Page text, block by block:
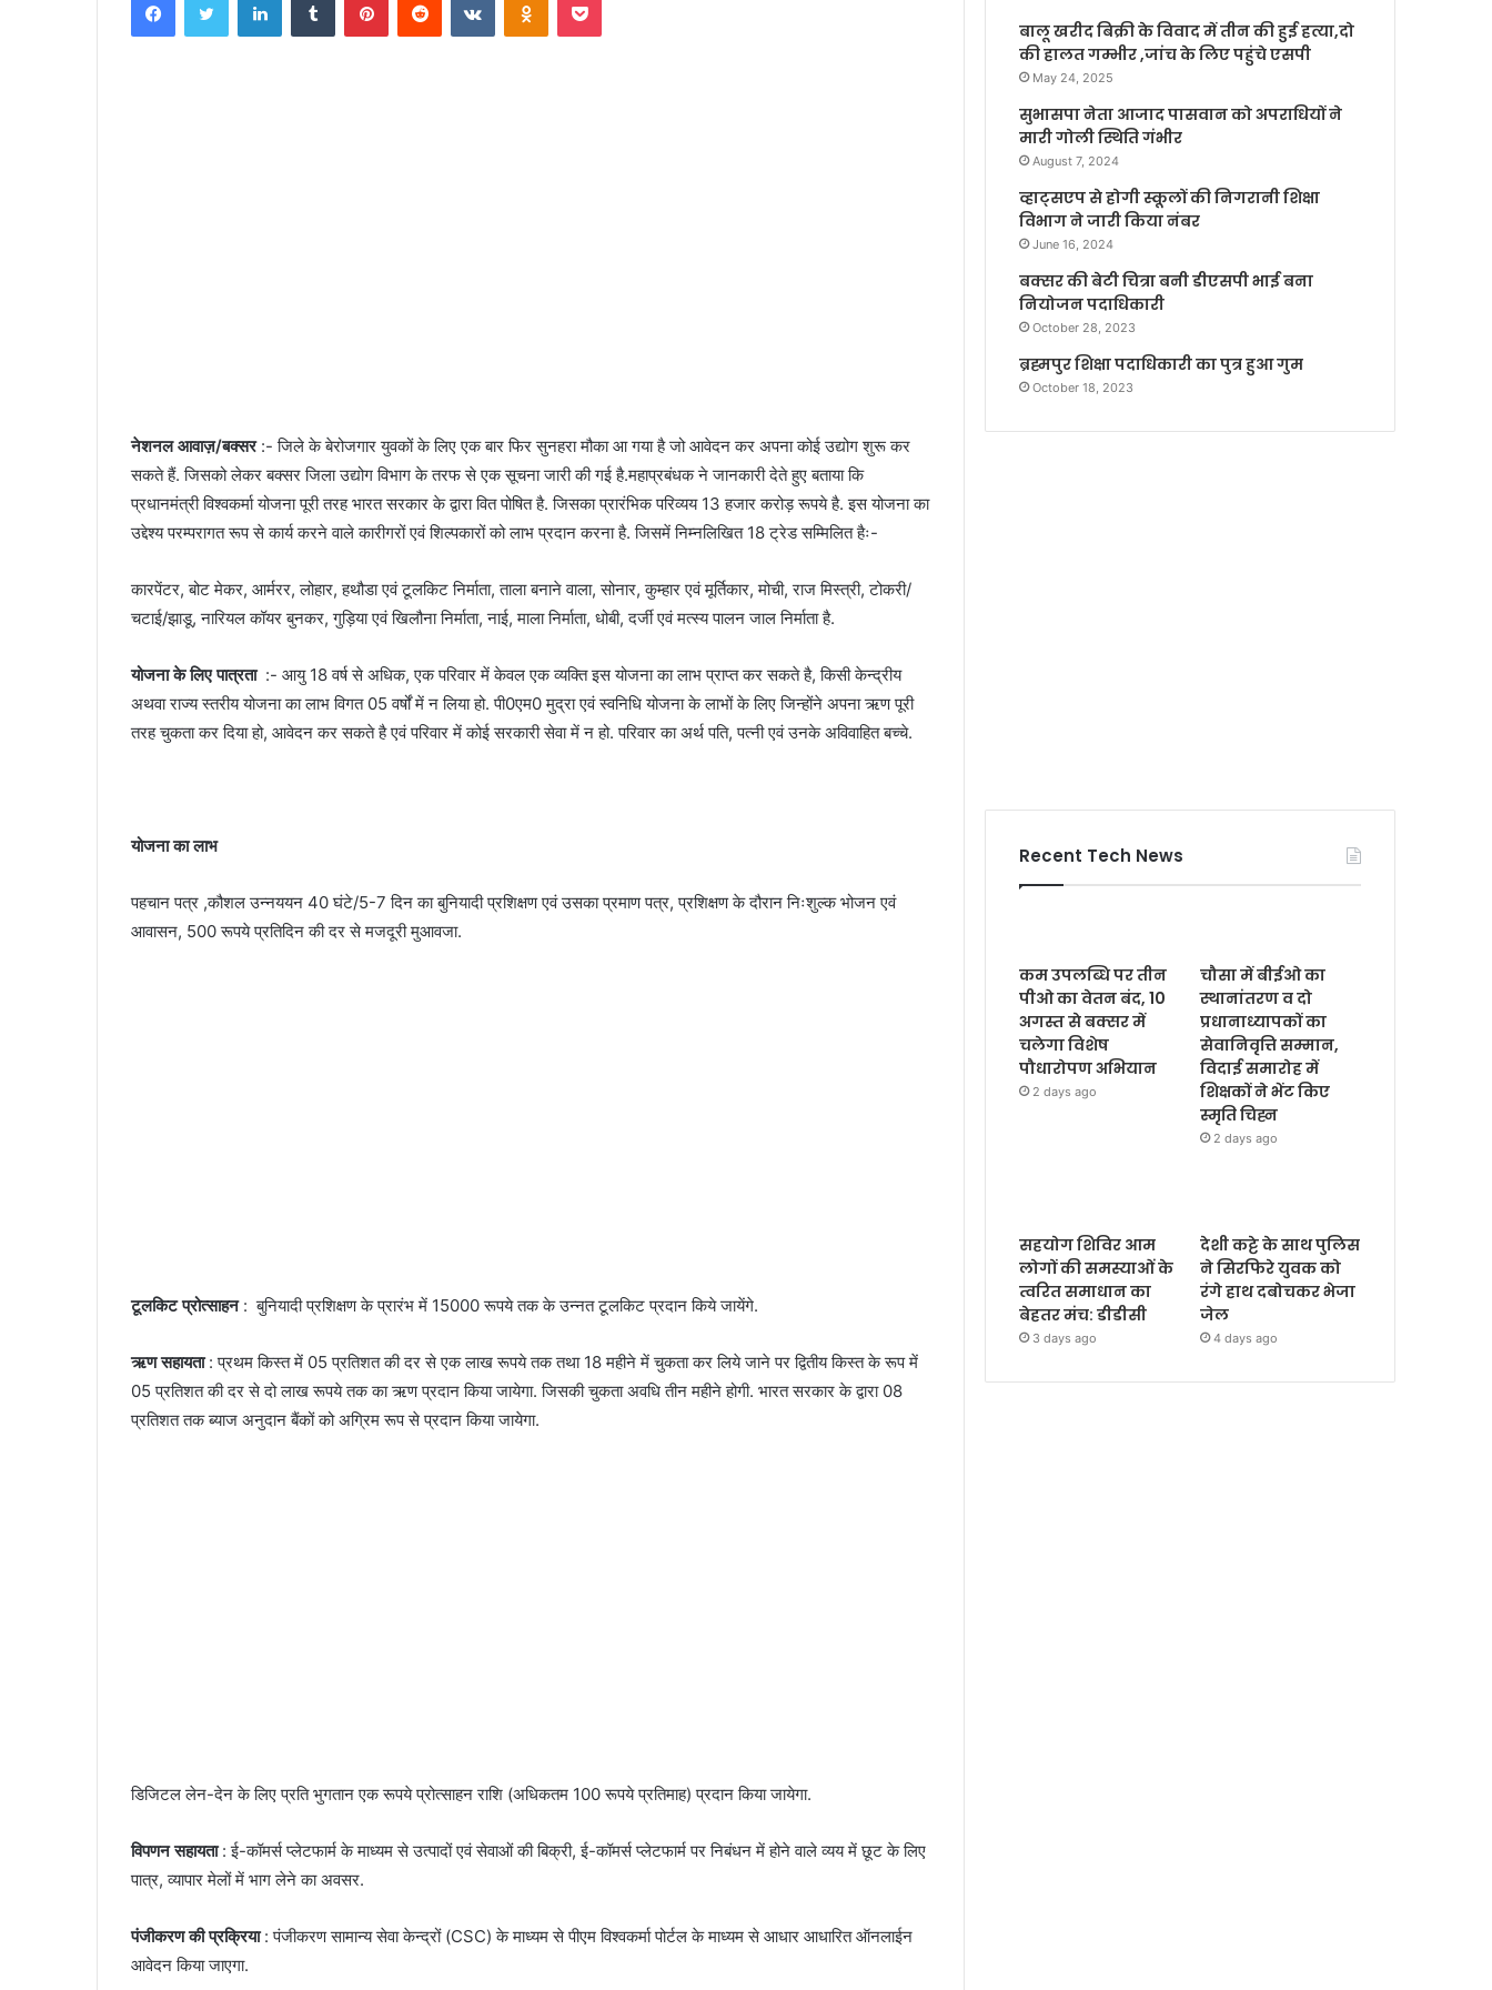
d
नेशनल आवाज़/बक्सर:- जिले के बेरोजगार युवकों के लिए एक बार फिर सुनहरा मौका आ गया है जो आवेदन कर अपना कोई उद्योग शुरू कर
सकते हैं. जिसको लेकर बक्सर जिला उद्योग विभाग के तरफ से एक सूचना जारी की गई है.महाप्रबंधक ने जानकारी देते हुए बताया कि
प्रधानमंत्री विश्वकर्मा योजना पूरी तरह भारत सरकार के द्वारा वित पोषित है. जिसका प्रारंभिक परिव्यय 13 हजार करोड़ रूपये है. इस योजना का
उद्देश्य परम्परागत रूप से कार्य करने वाले कारीगरों एवं शिल्पकारों को लाभ प्रदान करना है. जिसमें निम्नलिखित 18 ट्रेड सम्मिलित हैः-
कारपेंटर, बोट मेकर, आर्मरर, लोहार, हथौडा एवं टूलकिट निर्माता, ताला बनाने वाला, सोनार, कुम्हार एवं मूर्तिकार, मोची, राज मिस्त्री, टोकरी/
चटाई/झाडू, नारियल कॉयर बुनकर, गुड़िया एवं खिलौना निर्माता, नाई, माला निर्माता, धोबी, दर्जी एवं मत्स्य पालन जाल निर्माता है.
योजना के लिए पात्रता:- आयु 18 वर्ष से अधिक, एक परिवार में केवल एक व्यक्ति इस योजना का लाभ प्राप्त कर सकते है, किसी केन्द्रीय
अथवा राज्य स्तरीय योजना का लाभ विगत 05 वर्षों में न लिया हो. पी0एम0 मुद्रा एवं स्वनिधि योजना के लाभों के लिए जिन्होंने अपना ऋण पूरी
तरह चुकता कर दिया हो, आवेदन कर सकते है एवं परिवार में कोई सरकारी सेवा में न हो. परिवार का अर्थ पति, पत्नी एवं उनके अविवाहित बच्चे.
योजना का लाभ
पहचान पत्र ,कौशल उन्नययन 40 घंटे/5-7 दिन का बुनियादी प्रशिक्षण एवं उसका प्रमाण पत्र, प्रशिक्षण के दौरान निःशुल्क भोजन एवं
आवासन, 500 रूपये प्रतिदिन की दर से मजदूरी मुआवजा.
टूलकिट प्रोत्साहन: बुनियादी प्रशिक्षण के प्रारंभ में 15000 रूपये तक के उन्नत टूलकिट प्रदान किये जायेंगे.
ऋण सहायता: प्रथम किस्त में 05 प्रतिशत की दर से एक लाख रूपये तक तथा 18 महीने में चुकता कर लिये जाने पर द्वितीय किस्त के रूप में
05 प्रतिशत की दर से दो लाख रूपये तक का ऋण प्रदान किया जायेगा. जिसकी चुकता अवधि तीन महीने होगी. भारत सरकार के द्वारा 08
प्रतिशत तक ब्याज अनुदान बैंकों को अग्रिम रूप से प्रदान किया जायेगा.
डिजिटल लेन-देन के लिए प्रति भुगतान एक रूपये प्रोत्साहन राशि (अधिकतम 100 रूपये प्रतिमाह) प्रदान किया जायेगा.
विपणन सहायता: ई-कॉमर्स प्लेटफार्म के माध्यम से उत्पादों एवं सेवाओं की बिक्री, ई-कॉमर्स प्लेटफार्म पर निबंधन में होने वाले व्यय में छूट के लिए
पात्र, व्यापार मेलों में भाग लेने का अवसर.
पंजीकरण की प्रक्रिया: पंजीकरण सामान्य सेवा केन्द्रों (CSC) के माध्यम से पीएम विश्वकर्मा पोर्टल के माध्यम से आधार आधारित ऑनलाईन
आवेदन किया जाएगा.
बालू खरीद बिक्री के विवाद में तीन की हुई हत्या,दो
की हालत गम्भीर ,जांच के लिए पहुंचे एसपी
May 24, 2025
सुभासपा नेता आजाद पासवान को अपराधियों ने
मारी गोली स्थिति गंभीर
August 7, 2024
व्हाट्सएप से होगी स्कूलों की निगरानी शिक्षा
विभाग ने जारी किया नंबर
June 16, 2024
बक्सर की बेटी चित्रा बनी डीएसपी भाई बना
नियोजन पदाधिकारी
October 28, 2023
ब्रह्मपुर शिक्षा पदाधिकारी का पुत्र हुआ गुम
October 18, 2023
Recent Tech News
कम उपलब्धि पर तीन
पीओ का वेतन बंद, 10
अगस्त से बक्सर में
चलेगा विशेष
पौधारोपण अभियान
2 days ago
चौसा में बीईओ का
स्थानांतरण व दो
प्रधानाध्यापकों का
सेवानिवृत्ति सम्मान,
विदाई समारोह में
शिक्षकों ने भेंट किए
स्मृति चिह्न
2 days ago
सहयोग शिविर आम
लोगों की समस्याओं के
त्वरित समाधान का
बेहतर मंच: डीडीसी
3 days ago
देशी कट्टे के साथ पुलिस
ने सिरफिरे युवक को
रंगे हाथ दबोचकर भेजा
जेल
4 days ago